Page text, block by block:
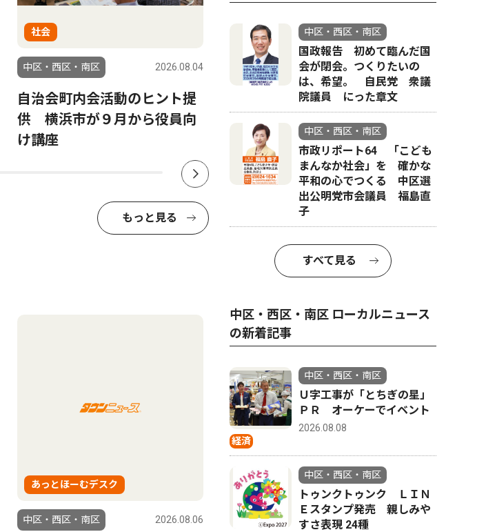
社会
中区・西区・南区 2026.08.04
自治会町内会活動のヒント提
供 横浜市が９月から役員向
け講座
文化
中区・西区・南区 2026.08.06
「ゆず色」のオシロイバナ
ファン通じ、横浜から全国へ
もっと見る
あっとほーむデスク
中区・西区・南区 2026.08.06
中区・西区・南区
国政報告 初めて臨んだ国
会が閉会。つくりたいの
は、希望。 自民党 衆議
院議員 にった章文
中区・西区・南区
市政リポート64 「こども
まんなか社会」を 確かな
平和の心でつくる 中区選
出公明党市会議員 福島直
子
すべて見る
中区・西区・南区 ローカルニュース
の新着記事
経済
中区・西区・南区
Ｕ字工事が「とちぎの星」
ＰＲ オーケーでイベント
2026.08.08
中区・西区・南区
トゥンクトゥンク ＬＩＮ
Ｅスタンプ発売 親しみや
すさ表現 24種